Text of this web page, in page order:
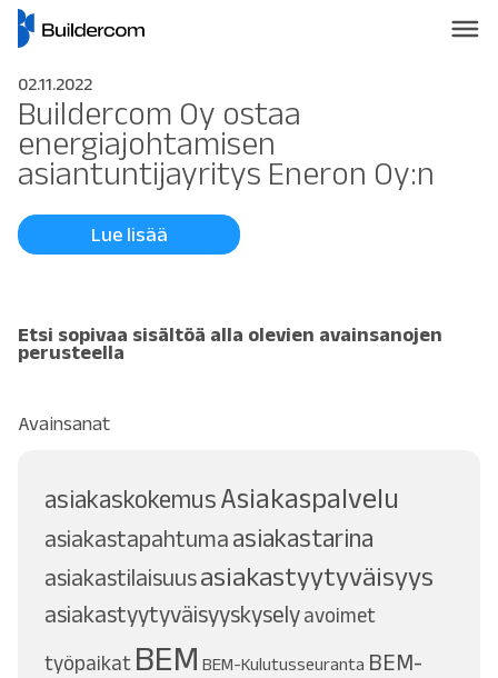
02.11.2022
Buildercom Oy ostaa
energiajohtamisen
asiantuntijayritys Eneron Oy:n
Lue lisää
Etsi sopivaa sisältöä alla olevien avainsanojen
perusteella
Avainsanat
asiakaskokemusAsiakaspalvelu
asiakastapahtuma asiakastarina
asiakastilaisuusasiakastyytyväisyys
asiakastyytyväisyyskyselyavoimet
työpaikat BEM BEM-Kulutusseuranta BEM-